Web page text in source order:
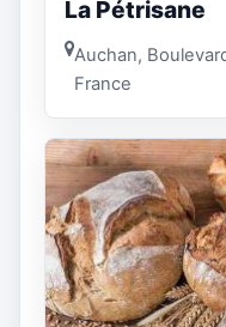
La Pétrisane
Auchan,
France